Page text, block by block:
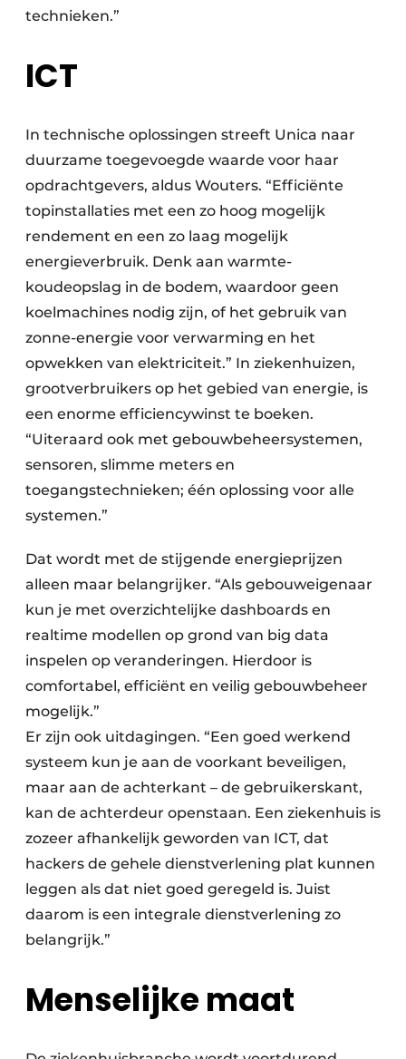
technieken.”
ICT
In technische oplossingen streeft Unica naar
duurzame toegevoegde waarde voor haar
opdrachtgevers, aldus Wouters. “Efficiënte
topinstallaties met een zo hoog mogelijk
rendement en een zo laag mogelijk
energieverbruik. Denk aan warmte-
koudeopslag in de bodem, waardoor geen
koelmachines nodig zijn, of het gebruik van
zonne-energie voor verwarming en het
opwekken van elektriciteit.” In ziekenhuizen,
grootverbruikers op het gebied van energie, is
een enorme efficiencywinst te boeken.
“Uiteraard ook met gebouwbeheersystemen,
sensoren, slimme meters en
toegangstechnieken; één oplossing voor alle
systemen.”
Dat wordt met de stijgende energieprijzen
alleen maar belangrijker. “Als gebouweigenaar
kun je met overzichtelijke dashboards en
realtime modellen op grond van big data
inspelen op veranderingen. Hierdoor is
comfortabel, efficiënt en veilig gebouwbeheer
mogelijk.”
Er zijn ook uitdagingen. “Een goed werkend
systeem kun je aan de voorkant beveiligen,
maar aan de achterkant – de gebruikerskant,
kan de achterdeur openstaan. Een ziekenhuis is
zozeer afhankelijk geworden van ICT, dat
hackers de gehele dienstverlening plat kunnen
leggen als dat niet goed geregeld is. Juist
daarom is een integrale dienstverlening zo
belangrijk.”
Menselijke maat